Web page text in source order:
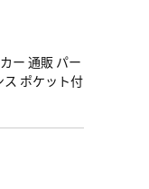
ー 通販 パー
ス ポケット付